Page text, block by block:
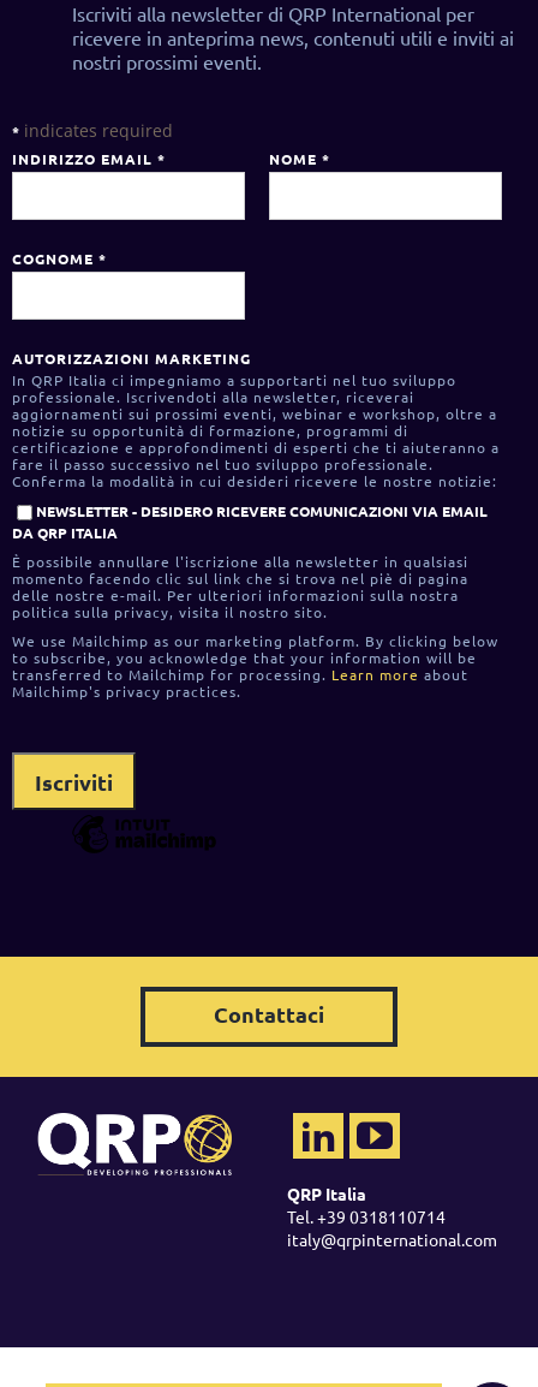
Iscriviti alla newsletter di QRP International per
ricevere in anteprima news, contenuti utili e inviti ai
nostri prossimi eventi.
* indicates required
INDIRIZZO EMAIL * NOME *
COGNOME *
AUTORIZZAZIONI MARKETING
In QRP Italia ci impegniamo a supportarti nel tuo sviluppo
professionale. Iscrivendoti alla newsletter, riceverai
aggiornamenti sui prossimi eventi, webinar e workshop, oltre a
notizie su opportunità di formazione, programmi di
certificazione e approfondimenti di esperti che ti aiuteranno a
fare il passo successivo nel tuo sviluppo professionale.
Conferma la modalità in cui desideri ricevere le nostre notizie:
NEWSLETTER - DESIDERO RICEVERE COMUNICAZIONI VIA EMAIL
DA QRP ITALIA
È possibile annullare l'iscrizione alla newsletter in qualsiasi
momento facendo clic sul link che si trova nel piè di pagina
delle nostre e-mail. Per ulteriori informazioni sulla nostra
politica sulla privacy, visita il nostro sito.
We use Mailchimp as our marketing platform. By clicking below
to subscribe, you acknowledge that your information will be
transferred to Mailchimp for processing. Learn more about
Mailchimp's privacy practices.
Contattaci
QRP Italia
Tel. +39 0318110714
italy@qrpinternational.com